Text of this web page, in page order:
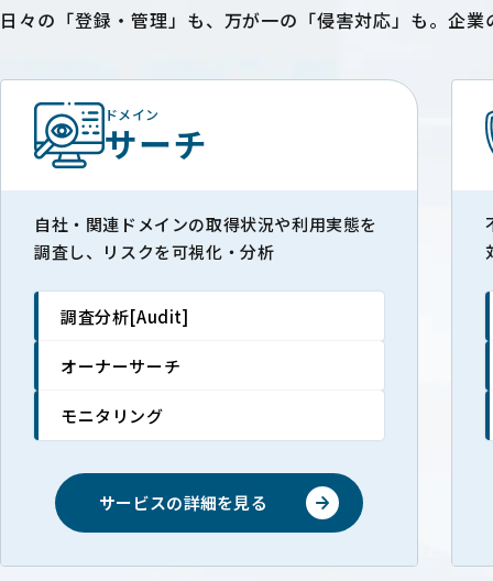
日々の「登録・管理」も、万が一の「侵害対応」も。企
ドメイン
サーチ
自社・関連ドメインの取得状況や利用実態を
調査し、リスクを可視化・分析
調査分析[Audit]
オーナーサーチ
モニタリング
サービスの詳細を見る